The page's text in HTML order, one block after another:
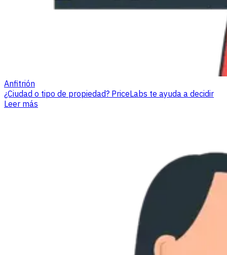
Anfitrión
¿Ciudad o tipo de propiedad? PriceLabs te ayuda a decidir
Leer más